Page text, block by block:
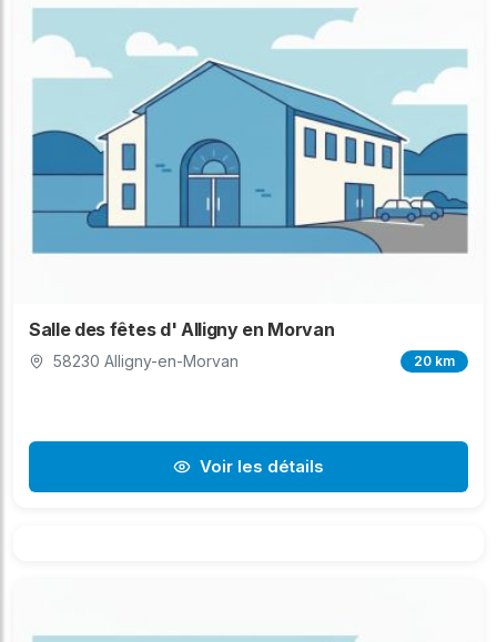
Salle des fêtes d' Alligny en Morvan
58230 Alligny-en-Morvan 20 km
Voir les détails